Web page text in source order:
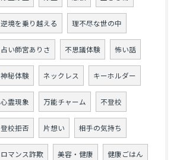
逆境を乗り越える 理不尽な世の中
占い師宮ありさ 不思議体験 怖い話
神秘体験 ネックレス キーホルダー
心霊現象 万能チャーム 不登校
登校拒否 片想い 相手の気持ち
ロマンス詐欺 美容・健康 健康ごはん